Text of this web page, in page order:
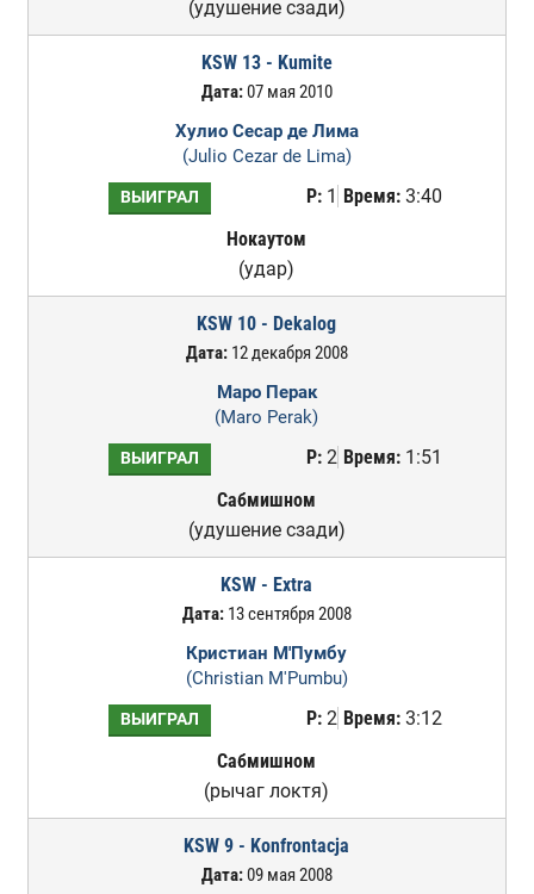
(удушение сзади)
KSW 13 - Kumite
Дата:07 мая 2010
Хулио Сесар де Лима
(Julio Cezar de Lima)
ВЫИГРАЛ Р:1 Время:3:40
Нокаутом
(удар)
KSW 10 - Dekalog
Дата:12 декабря 2008
Маро Перак
(Maro Perak)
ВЫИГРАЛ Р:2 Время:1:51
Сабмишном
(удушение сзади)
KSW - Extra
Дата:13 сентября 2008
Кристиан М'Пумбу
(Christian M'Pumbu)
ВЫИГРАЛ Р:2 Время:3:12
Сабмишном
(рычаг локтя)
KSW 9 - Konfrontacja
Дата:09 мая 2008